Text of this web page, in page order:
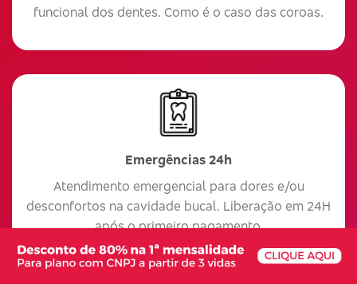
funcional dos dentes. Como é o caso das coroas.
Emergências 24h
Atendimento emergencial para dores e/ou
desconfortos na cavidade bucal. Liberação em 24H
após o primeiro pagamento.